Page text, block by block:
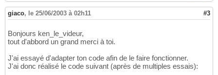
giaco, le 25/06/2003 à 02h11 #3
Bonjours ken_le_videur,
tout d'abbord un grand merci à toi.
J'ai essayé d'adapter ton code afin de le faire fonctionner.
J'ai donc réalisé le code suivant (après de multiples essais):